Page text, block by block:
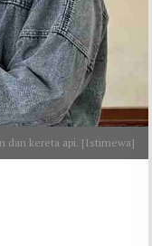
dan kereta api. [Istimewa]